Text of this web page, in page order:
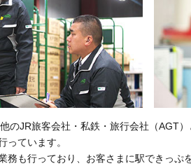
のJR旅客会社・私鉄・旅行会社（AGT
っています。
務も行っており、お客さまに駅できっ